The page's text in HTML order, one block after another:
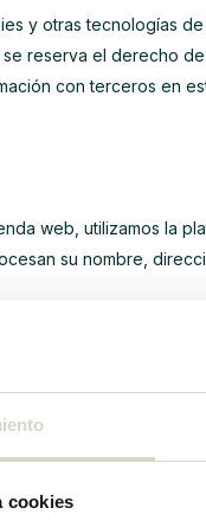
cookies
y otras tecnologías
reserva el derecho
con terceros en
web, utilizamos la
su nombre,
y Afterpay
y Afterpay se
los datos
anteriormente con
de MultiSafepay y